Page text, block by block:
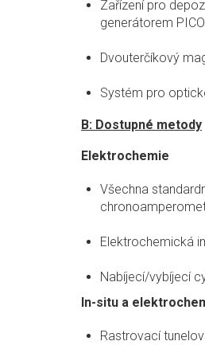
Zařízení pro
generátorem
Dvouterčíkový
Systém pro
B: Dostupné metody
Elektrochemie
Všechna
Elektrochemická
Nabíjecí/vybíjecí
In-situ a
Rastrovací